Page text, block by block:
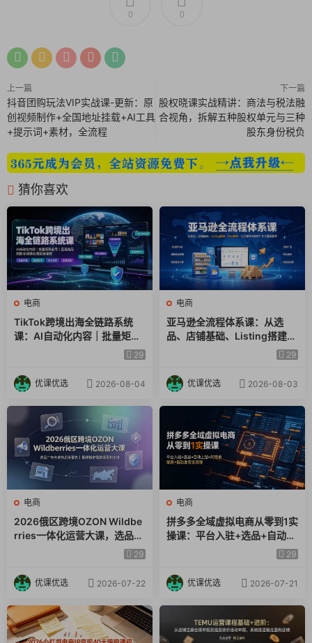
第七节两种全域爆款素材结构.mp4
第九节爆款2个核心文案和画面.mp4
第十节逐帧分析垃圾素材案例.mp4
第十一节逐帧分析优质素材案例41.$Z.mp4
第十二节10分钟找到最能起量卖点.mp4
第十三节不同爆款素材文案模版快速复制.mp4
第十四节跨类目抄爆款素材起量大法.mp4
第十五同一卖点如何拍出爆款画面.mp4
第十六节爆款卖点素材脚本sop .mp4
第十七节机制素材2个爆量拍摄方式.mp4
第十八节大公司人海战术爆款素材.mp4
第十九节小公司产品海战术爆款素材.mp4
第二十节千川乘方带来的投流变化.mp4
第二十一节什么类型账号适合投乘方.mp4
第二十二节主页视频流量决定乘车流量.mp4
第二十三节直播间高转化率承接方式.mp4
0 0
上一篇
抖音团购玩法VIP实战课-更新：原
创视频制作+全国地址挂载+AI工具
+提示词+素材，全流程
下一篇
股权晓课实战精讲：商法与税法融
合视角，拆解五种股权单元与三种
股东身份税负
猜你喜欢
电商
TikTok跨境出海全链路系统
课：AI自动化内容｜批量矩阵
起号｜蓝海选品回款全链路出
29
优课优选 2026-08-04
电商
亚马逊全流程体系课：从选
品、店铺基础、Listing搭建、
FBA备货、后台操作到站内广29
优课优选 2026-08-03
电商
2026俄区跨境OZON Wildbe
rries一体化运营大课，选品广
告仓储售后全覆盖，搭建稳定
29
优课优选 2026-07-22
电商
拼多多全域虚拟电商从零到1实
操课：平台入驻+选品+自动上
架+阿奇索配置+自动发货全流
29
优课优选 2026-07-21